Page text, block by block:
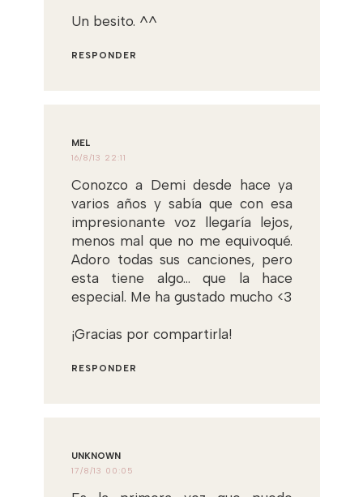
Un besito. ^^
RESPONDER
MEL
16/8/13 22:11
Conozco a Demi desde hace ya
varios años y sabía que con esa
impresionante voz llegaría lejos,
menos mal que no me equivoqué.
Adoro todas sus canciones, pero
esta tiene algo... que la hace
especial. Me ha gustado mucho <3
¡Gracias por compartirla!
RESPONDER
UNKNOWN
17/8/13 00:05